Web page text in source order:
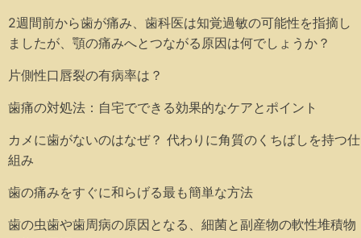
2週間前から歯が痛み、歯科医は知覚過敏の可能性を指摘し
ましたが、顎の痛みへとつながる原因は何でしょうか？
片側性口唇裂の有病率は？
歯痛の対処法：自宅でできる効果的なケアとポイント
カメに歯がないのはなぜ？ 代わりに角質のくちばしを持つ仕
組み
歯の痛みをすぐに和らげる最も簡単な方法
歯の虫歯や歯周病の原因となる、細菌と副産物の軟性堆積物